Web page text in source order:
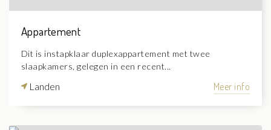
Appartement
Dit is instapklaar duplexappartement met twee
slaapkamers, gelegen in een recent...
Landen Meer info